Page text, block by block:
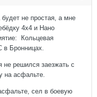
не простая, а мне
4х4 и Нано
Кольцевая
в Бронницах.
не решился заезжать с
на асфальте.
сел в боевую